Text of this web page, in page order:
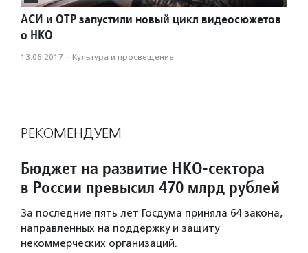
АСИ и ОТР запустили новый цикл видеосюжетов
о НКО
13.06.2017 · Культура и просвещение
РЕКОМЕНДУЕМ
Бюджет на развитие НКО-сектора
в России превысил 470 млрд рублей
За последние пять лет Госдума приняла 64 закона,
направленных на поддержку и защиту
некоммерческих организаций.